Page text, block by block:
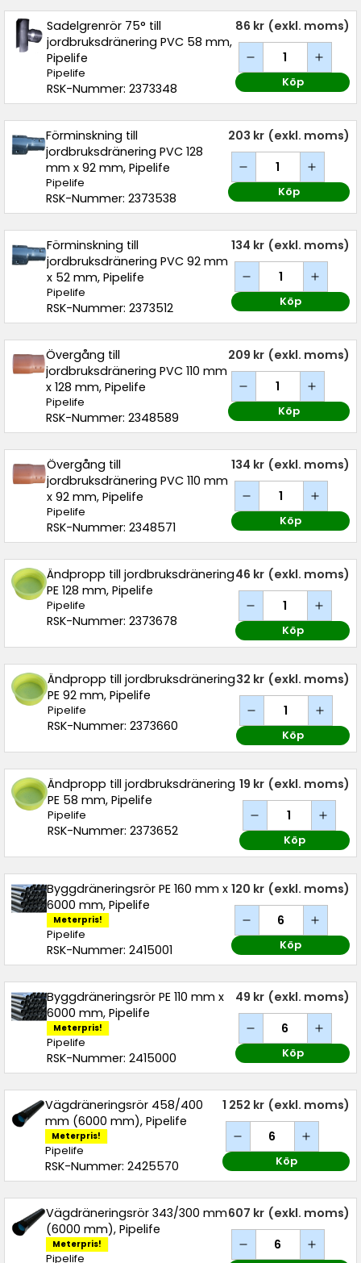
Sadelgrenrör 75° till
jordbruksdränering PVC 58 mm,
Pipelife
Pipelife
RSK-Nummer: 2373348
86 kr (exkl. moms)
Köp
Förminskning till
jordbruksdränering PVC 128
mm x 92 mm, Pipelife
Pipelife
RSK-Nummer: 2373538
203 kr (exkl. moms)
Köp
Förminskning till
jordbruksdränering PVC 92 mm
x 52 mm, Pipelife
Pipelife
RSK-Nummer: 2373512
134 kr (exkl. moms)
Köp
Övergång till
jordbruksdränering PVC 110 mm
x 128 mm, Pipelife
Pipelife
RSK-Nummer: 2348589
209 kr (exkl. moms)
Köp
Övergång till
jordbruksdränering PVC 110 mm
x 92 mm, Pipelife
Pipelife
RSK-Nummer: 2348571
134 kr (exkl. moms)
Köp
Ändpropp till jordbruksdränering
PE 128 mm, Pipelife
Pipelife
RSK-Nummer: 2373678
46 kr (exkl. moms)
Köp
Ändpropp till jordbruksdränering
PE 92 mm, Pipelife
Pipelife
RSK-Nummer: 2373660
32 kr (exkl. moms)
Köp
Ändpropp till jordbruksdränering
PE 58 mm, Pipelife
Pipelife
RSK-Nummer: 2373652
19 kr (exkl. moms)
Köp
Byggdräneringsrör PE 160 mm x
6000 mm, Pipelife
Meterpris!
Pipelife
RSK-Nummer: 2415001
120 kr (exkl. moms)
Köp
Byggdräneringsrör PE 110 mm x
6000 mm, Pipelife
Meterpris!
Pipelife
RSK-Nummer: 2415000
49 kr (exkl. moms)
Köp
Vägdräneringsrör 458/400
mm (6000 mm), Pipelife
Meterpris!
Pipelife
RSK-Nummer: 2425570
1 252 kr (exkl. moms)
Köp
Vägdräneringsrör 343/300 mm
(6000 mm), Pipelife
Meterpris!
Pipelife
607 kr (exkl. moms)